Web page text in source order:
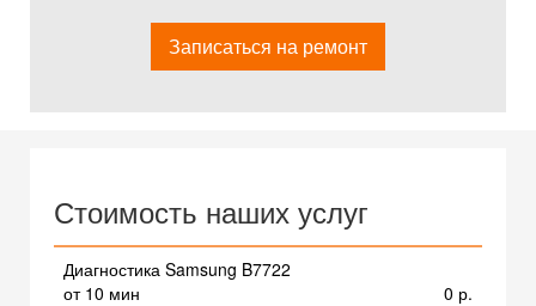
Записаться на ремонт
Стоимость наших услуг
Диагностика Samsung B7722
от 10 мин
0 р.